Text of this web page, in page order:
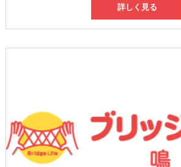
詳しく見る